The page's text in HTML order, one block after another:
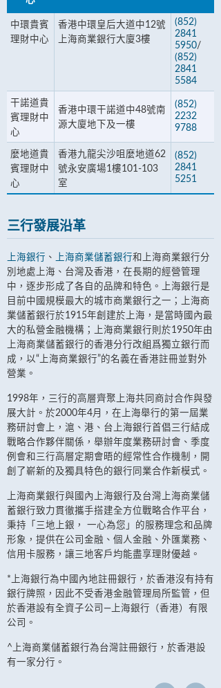
中環貴賓
理財中心
香港中環皇后大道中12號
上海商業銀行大廈3樓
(852)
2841
5950/
(852)
2841
5584
干諾道貴
賓理財中
心
香港中環干諾道中48號南
源大廈地下及一樓
(852)
2232
9788
麼地道貴
賓理財中
心
香港九龍尖沙咀麼地道62
號永安廣場1樓101-103
室
(852)
2841
5251
三行發展沿革
上海銀行 、 上海商業儲蓄銀行和上海商業銀行分
別地處上海、台灣及香港，在長期的經營管理
中，逐步形成了各自的品牌和特色。上海銀行是
目前中國規模最大的城市商業銀行之一；上海商
業儲蓄銀行於1915年創建於上海，是當時國內最
大的私營金融機構；上海商業銀行則於1950年由
上海商業儲蓄銀行的香港分行改組爲獨立銀行而
成，以“上海商業銀行”的名義在香港註冊並對外
營業。
1998年，三行的高層齊聚上海共同商討合作與發
展大計。於2000年4月，在上海舉行的第一屆業
務研討會上，滬、港、台上海銀行首倡三行結成
戰略合作夥伴關係，舉辦年度業務研討會、季度
例會和三行高層定期會晤的經常性合作機制，開
創了嶄新的及獨具特色的銀行同業合作新模式。
上海商業銀行與國內上海銀行及台灣上海商業儲
蓄銀行致力貫徹攜手搭建全方位戰略合作平台，
秉持「三地上銀， 一心為您」的服務理念和品牌
形象，提供在公司金融、個人金融、外匯業務、
信用卡服務，讓三地客戶均能盡享理財優越。
*上海銀行為中國內地註冊銀行，於香港沒有持有
銀行牌照，因此不受香港金融管理局所監管，但
於香港設有全資子公司—上海銀行（香港）有限
公司。
^上海商業儲蓄銀行為台灣註冊銀行，於香港設
有一家分行。